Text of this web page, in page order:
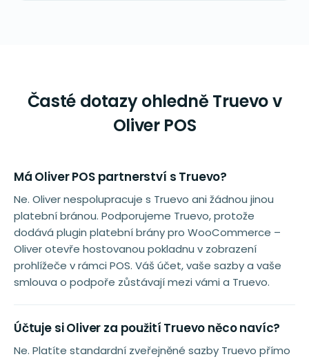
Časté dotazy ohledně Truevo v
Oliver POS
Má Oliver POS partnerství s Truevo?
Ne. Oliver nespolupracuje s Truevo ani žádnou jinou
platební bránou. Podporujeme Truevo, protože
dodává plugin platební brány pro WooCommerce –
Oliver otevře hostovanou pokladnu v zobrazení
prohlížeče v rámci POS. Váš účet, vaše sazby a vaše
smlouva o podpoře zůstávají mezi vámi a Truevo.
Účtuje si Oliver za použití Truevo něco navíc?
Ne. Platíte standardní zveřejněné sazby Truevo přímo